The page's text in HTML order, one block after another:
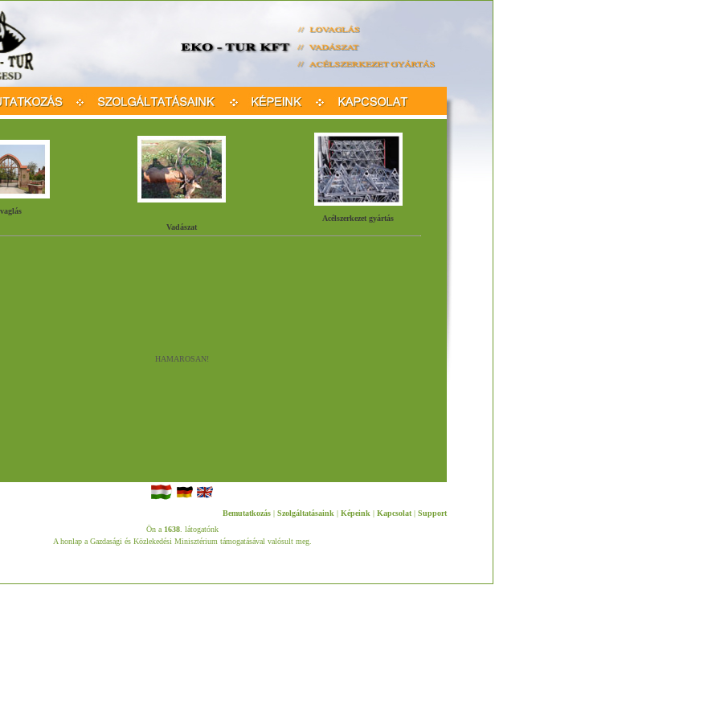
Vadászat
Acélszerkezet gyártás
HAMAROSAN!
Bemutatkozás| Szolgáltatásaink | Képeink | Kapcsolat| Support
Ön a 1638. látogatónk
A honlap a Gazdasági és Közlekedési Minisztérium támogatásával valósult meg.